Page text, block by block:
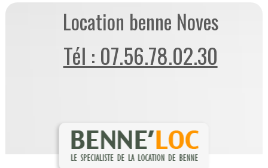
Location benne Noves
Tél : 07.56.78.02.30